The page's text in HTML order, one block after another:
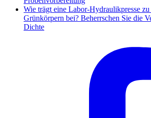
Wie trägt eine Labor-Hydraulikpresse
Grünkörpern bei? Beherrschen Sie die
Dichte